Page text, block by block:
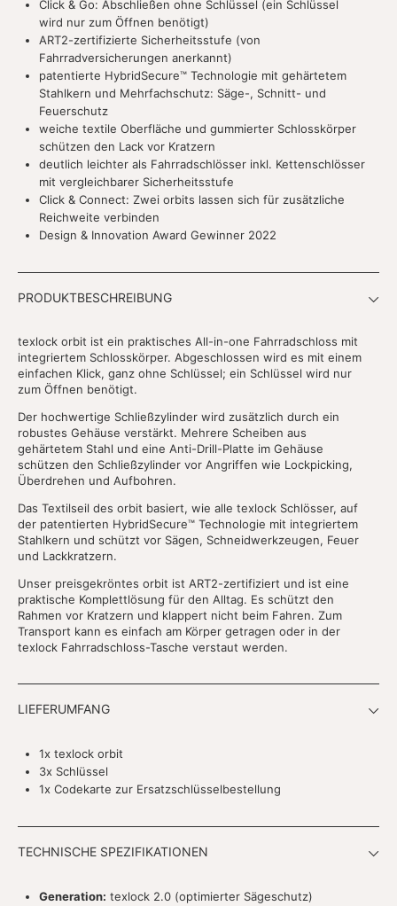
Click & Go: Abschließen ohne Schlüssel (ein Schlüssel
wird nur zum Öffnen benötigt)
ART2-zertifizierte Sicherheitsstufe (von
Fahrradversicherungen anerkannt)
patentierte HybridSecure™ Technologie mit gehärtetem
Stahlkern und Mehrfachschutz: Säge-, Schnitt- und
Feuerschutz
weiche textile Oberfläche und gummierter Schlosskörper
schützen den Lack vor Kratzern
deutlich leichter als Fahrradschlösser inkl. Kettenschlösser
mit vergleichbarer Sicherheitsstufe
Click & Connect: Zwei orbits lassen sich für zusätzliche
Reichweite verbinden
Design & Innovation Award Gewinner 2022
PRODUKTBESCHREIBUNG
texlock orbit ist ein praktisches All-in-one Fahrradschloss mit
integriertem Schlosskörper. Abgeschlossen wird es mit einem
einfachen Klick, ganz ohne Schlüssel; ein Schlüssel wird nur
zum Öffnen benötigt.
Der hochwertige Schließzylinder wird zusätzlich durch ein
robustes Gehäuse verstärkt. Mehrere Scheiben aus
gehärtetem Stahl und eine Anti-Drill-Platte im Gehäuse
schützen den Schließzylinder vor Angriffen wie Lockpicking,
Überdrehen und Aufbohren.
Das Textilseil des orbit basiert, wie alle texlock Schlösser, auf
der patentierten HybridSecure™ Technologie mit integriertem
Stahlkern und schützt vor Sägen, Schneidwerkzeugen, Feuer
und Lackkratzern.
Unser preisgekröntes orbit ist ART2-zertifiziert und ist eine
praktische Komplettlösung für den Alltag. Es schützt den
Rahmen vor Kratzern und klappert nicht beim Fahren. Zum
Transport kann es einfach am Körper getragen oder in der
texlock Fahrradschloss-Tasche verstaut werden.
LIEFERUMFANG
1x texlock orbit
3x Schlüssel
1x Codekarte zur Ersatzschlüsselbestellung
TECHNISCHE SPEZIFIKATIONEN
Generation: texlock 2.0 (optimierter Sägeschutz)